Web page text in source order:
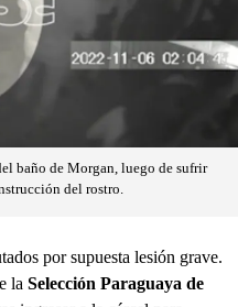
baño de Morgan, luego de sufrir
del rostro.
por supuesta lesión grave.
la Selección Paraguaya de